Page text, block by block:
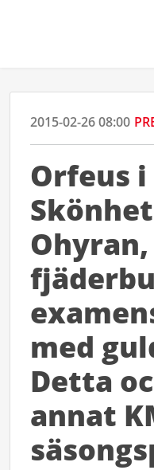
2015-02-26 08:00
Orfeus
Ohyran,
med
Detta
annat